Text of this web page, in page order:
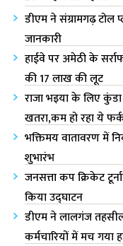
डीएम ने संग्रामगढ़
जानकारी
हाईवे पर अमेठी के
की 17 लाख की लूट
राजा भ‌इया के लिए
खतरा,कम हो रहा ये
भक्तिमय वातावरण में
शुभारंभ
जनसत्ता कप क्रिकेट
किया उद्घाटन
डीएम ने लालगंज
कर्मचारियों में मच गया